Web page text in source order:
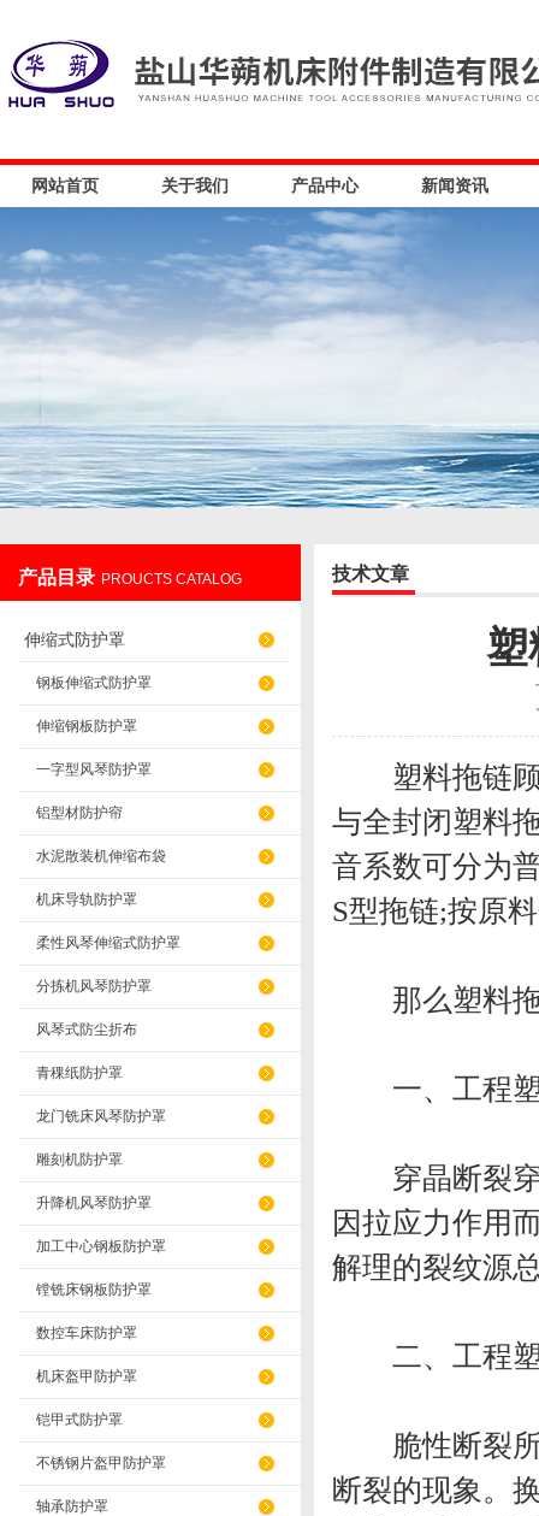
盐山华蒴机床附件制造有限公司
网站首页 关于我们 产品中心 新闻资讯
产品目录 PROUCTS CATALOG
伸缩式防护罩
钢板伸缩式防护罩
伸缩钢板防护罩
一字型风琴防护罩
铝型材防护帘
水泥散装机伸缩布袋
机床导轨防护罩
柔性风琴伸缩式防护罩
分拣机风琴防护罩
风琴式防尘折布
青稞纸防护罩
龙门铣床风琴防护罩
雕刻机防护罩
升降机风琴防护罩
加工中心钢板防护罩
镗铣床钢板防护罩
数控车床防护罩
机床盔甲防护罩
铠甲式防护罩
不锈钢片盔甲防护罩
轴承防护罩
技术文章
塑
塑料拖链顾
与全封闭塑料
音系数可分为
S型拖链;按原
那么塑料拖
一、工程塑
穿晶断裂穿
因拉应力作用
解理的裂纹源
二、工程塑
脆性断裂所
断裂的现象。